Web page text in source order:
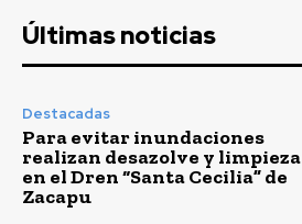
Últimas noticias
Destacadas
Para evitar inundaciones
realizan desazolve y limpieza
en el Dren “Santa Cecilia” de
Zacapu